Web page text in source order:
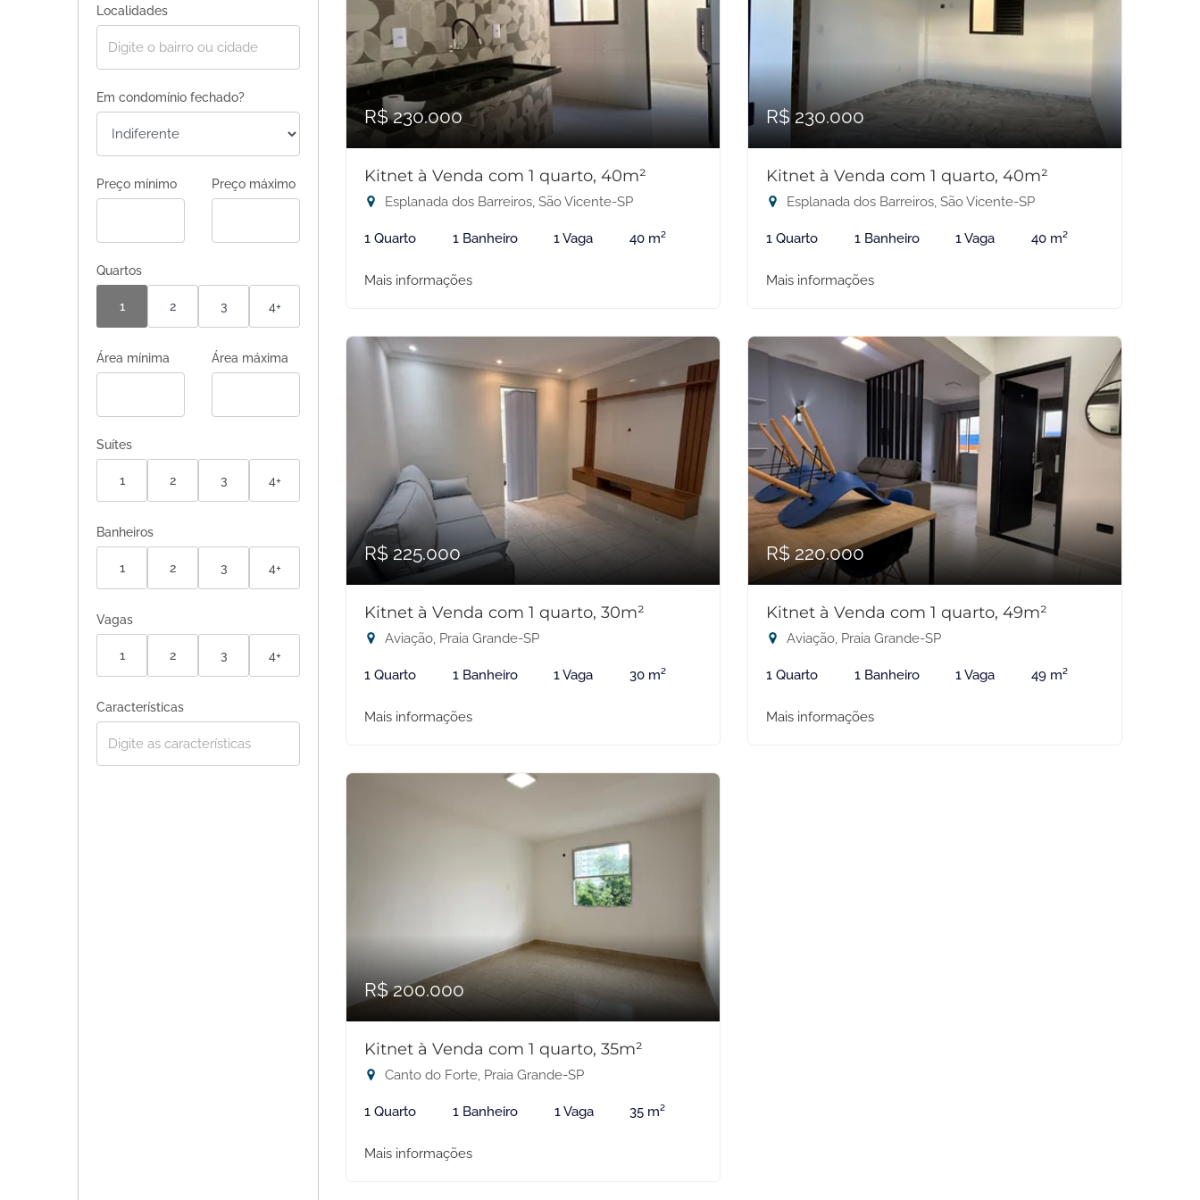
Localidades
Em condomínio fechado?
Preço mínimo Preço máximo
Quartos
1 2 3 4+
Área mínima Área máxima
Suítes
1 2 3 4+
Banheiros
1 2 3 4+
Vagas
1 2 3 4+
Características
R$ 230.000
Kitnet à Venda com 1 quarto, 40m²
Esplanada dos Barreiros, São Vicente-SP
1 Quarto 1 Banheiro 1 Vaga 40 m²
Mais informações
R$ 230.000
Kitnet à Venda com 1 quarto, 40m²
Esplanada dos Barreiros, São Vicente-SP
1 Quarto 1 Banheiro 1 Vaga 40 m²
Mais informações
R$ 225.000
Kitnet à Venda com 1 quarto, 30m²
Aviação, Praia Grande-SP
1 Quarto 1 Banheiro 1 Vaga 30 m²
Mais informações
R$ 220.000
Kitnet à Venda com 1 quarto, 49m²
Aviação, Praia Grande-SP
1 Quarto 1 Banheiro 1 Vaga 49 m²
Mais informações
R$ 200.000
Kitnet à Venda com 1 quarto, 35m²
Canto do Forte, Praia Grande-SP
1 Quarto 1 Banheiro 1 Vaga 35 m²
Mais informações